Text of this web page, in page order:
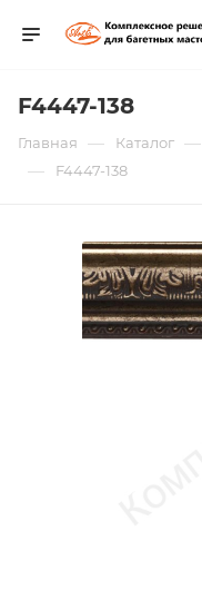
F4447-138
Главная — Каталог —
— F4447-138